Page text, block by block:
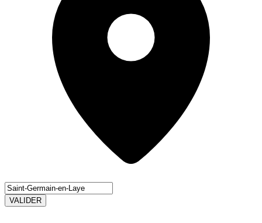
VALIDER